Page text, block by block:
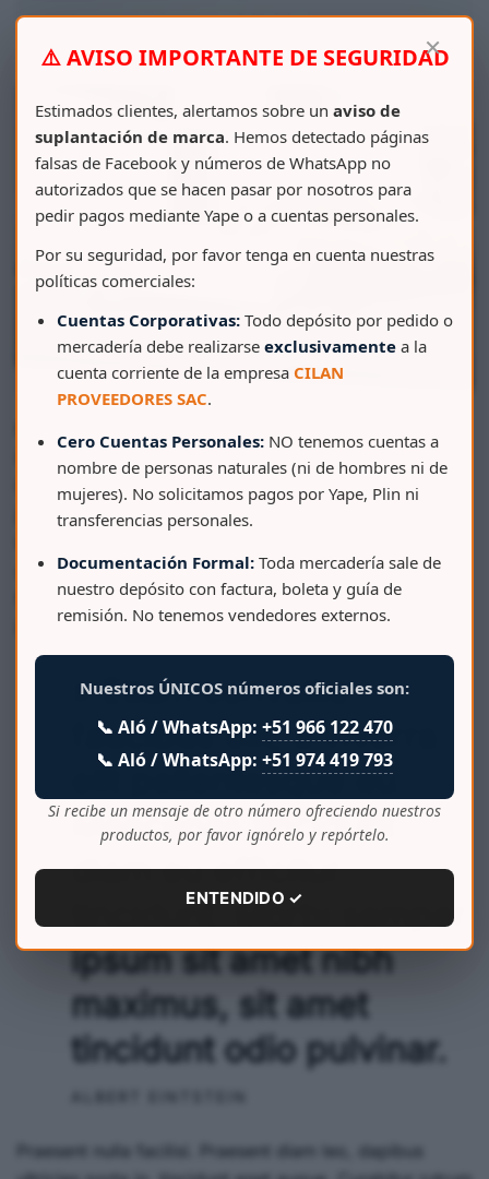
in, tincidunt eget augue. Curabitur rutrum maximus
lacus, ut scelerisque ipsum porttitor et. In non fringilla
justo. Pellentesque venenatis suscipit lacus. Sed non
sit amet, aliquet mi. Etiam elementum, massa et
fermentum viverra, odio ipsum gravida metus, at
interdum tellus est eget mi.
» Etiam convallis
faucibus elit, a viverra
elit pellentesque eu.
Maecenas tincidunt
diam eu efficitur
tincidunt. Morbi semper
ipsum sit amet nibh
maximus, sit amet
tincidunt odio pulvinar.
Praesent nulla facilisi. Praesent diam leo, dapibus
×
⚠️ AVISO IMPORTANTE DE SEGURIDAD
Estimados clientes, alertamos sobre un aviso de
suplantación de marca. Hemos detectado páginas
falsas de Facebook y números de WhatsApp no
autorizados que se hacen pasar por nosotros para
pedir pagos mediante Yape o a cuentas personales.
Por su seguridad, por favor tenga en cuenta nuestras
políticas comerciales:
Cuentas Corporativas: Todo depósito por pedido o
mercadería debe realizarse exclusivamente a la
cuenta corriente de la empresa CILAN
PROVEEDORES SAC.
Cero Cuentas Personales: NO tenemos cuentas a
nombre de personas naturales (ni de hombres ni de
mujeres). No solicitamos pagos por Yape, Plin ni
transferencias personales.
Documentación Formal: Toda mercadería sale de
nuestro depósito con factura, boleta y guía de
remisión. No tenemos vendedores externos.
Nuestros ÚNICOS números oficiales son:
📞 Aló / WhatsApp: +51 966 122 470
📞 Aló / WhatsApp: +51 974 419 793
Si recibe un mensaje de otro número ofreciendo nuestros
productos, por favor ignórelo y repórtelo.
ENTENDIDO ✓